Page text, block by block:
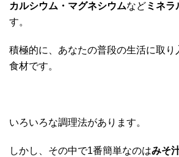
カルシウム・マグネシウムなどミネラ
す。
積極的に、あなたの普段の生活に取り
食材です。
いろいろな調理法があります。
しかし、その中で1番簡単なのはみそ